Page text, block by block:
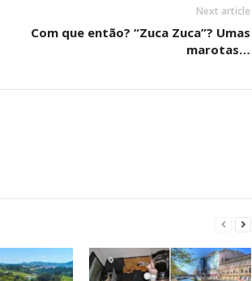
Next article
Com que então? “Zuca Zuca”? Umas
marotas…